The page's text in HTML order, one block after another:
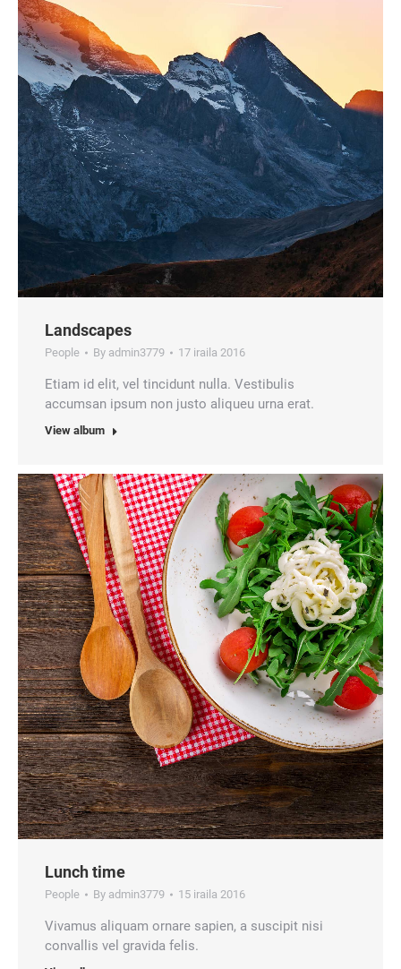
Landscapes
People By admin3779 17 iraila 2016
Etiam id elit, vel tincidunt nulla. Vestibulis
accumsan ipsum non justo aliqueu urna erat.
View album
Lunch time
People By admin3779 15 iraila 2016
Vivamus aliquam ornare sapien, a suscipit nisi
convallis vel gravida felis.